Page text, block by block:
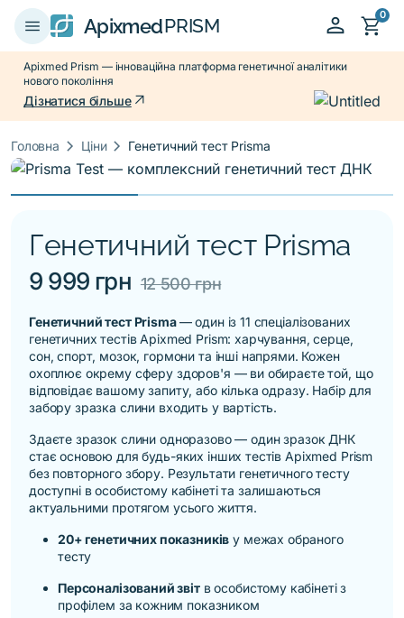
menu ApixmedPRISM person shopping_cart0
Apixmed Prism — інноваційна платформа генетичної аналітики
нового покоління
Дізнатися більшеarrow_outward
Головна keyboard_arrow_right Ціниkeyboard_arrow_right Генетичний тест Prisma
Генетичний тест Prisma
9 999 грн 12 500 грн
Генетичний тест Prisma— один із 11 спеціалізованих
генетичних тестів Apixmed Prism: харчування, серце,
сон, спорт, мозок, гормони та інші напрями. Кожен
охоплює окрему сферу здоров'я — ви обираєте той, що
відповідає вашому запиту, або кілька одразу. Набір для
забору зразка слини входить у вартість.
Здаєте зразок слини одноразово — один зразок ДНК
стає основою для будь-яких інших тестів Apixmed Prism
без повторного збору. Результати генетичного тесту
доступні в особистому кабінеті та залишаються
актуальними протягом усього життя.
20+ генетичних показників у межах обраного
тесту
Персоналізований звітв особистому кабінеті з
профілем за кожним показником